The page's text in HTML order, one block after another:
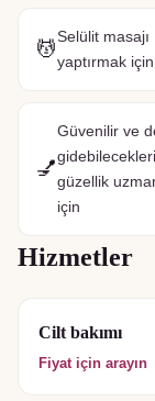
💆
Selülit masajı
yaptırmak için
💅
Güvenilir ve
güzellik
için
Hizmetler
Cilt bakımı
Fiyat için arayın